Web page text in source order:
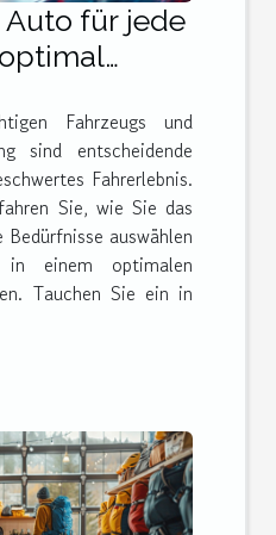
für jede
Fahrzeugs und
sind entscheidende
Fahrerlebnis.
Sie, wie Sie das
auswählen
einem optimalen
Tauchen Sie ein in